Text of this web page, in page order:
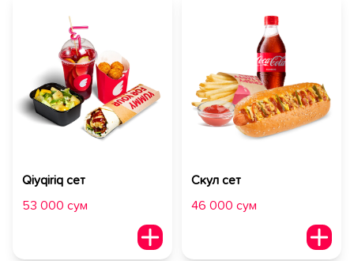
Qiyqiriq сет
53 000 сум
Скул сет
46 000 сум